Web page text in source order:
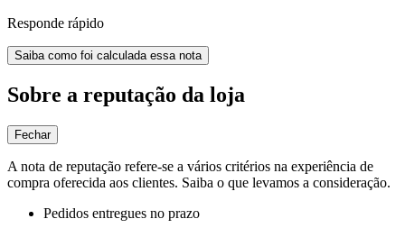
Responde rápido
Saiba como foi calculada essa nota
Sobre a reputação da loja
Fechar
A nota de reputação refere-se a vários critérios na experiência de
compra oferecida aos clientes. Saiba o que levamos a consideração.
Pedidos entregues no prazo